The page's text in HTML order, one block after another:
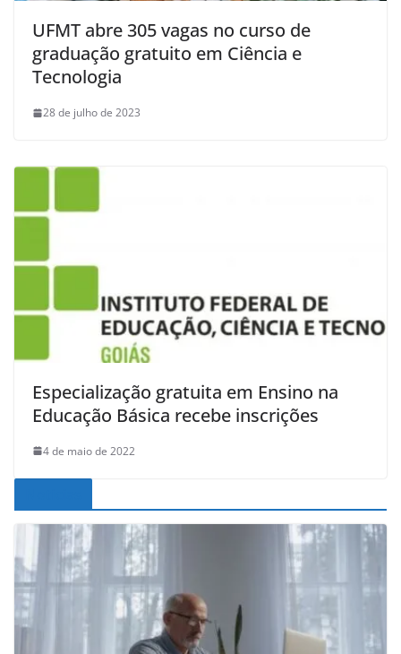
UFMT abre 305 vagas no curso de
graduação gratuito em Ciência e
Tecnologia
28 de julho de 2023
Especialização gratuita em Ensino na
Educação Básica recebe inscrições
4 de maio de 2022